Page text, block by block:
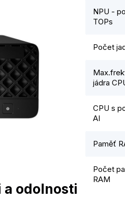
odolnosti
NPU -
TOPs
Počet
jádra
CPU s
AI
Paměť
Počet
RAM